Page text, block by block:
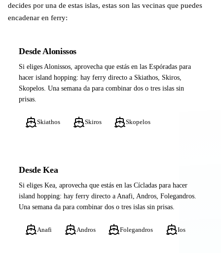
decides por una de estas islas, estas son las vecinas que puedes
encadenar en ferry:
Desde Alonissos
Si eliges Alonissos, aprovecha que estás en las Espóradas para
hacer island hopping: hay ferry directo a Skiathos, Skiros,
Skopelos. Una semana da para combinar dos o tres islas sin
prisas.
Skiathos Skiros Skopelos
Desde Kea
Si eliges Kea, aprovecha que estás en las Cícladas para hacer
island hopping: hay ferry directo a Anafi, Andros, Folegandros.
Una semana da para combinar dos o tres islas sin prisas.
Anafi Andros Folegandros Ios